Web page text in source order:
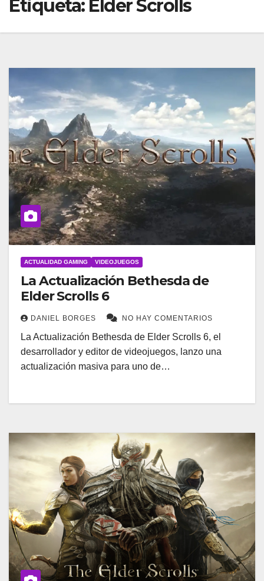
Etiqueta: Elder Scrolls
ACTUALIDAD GAMING VIDEOJUEGOS
La Actualización Bethesda de
Elder Scrolls 6
DANIEL BORGES NO HAY COMENTARIOS
La Actualización Bethesda de Elder Scrolls 6, el
desarrollador y editor de videojuegos, lanzo una
actualización masiva para uno de…